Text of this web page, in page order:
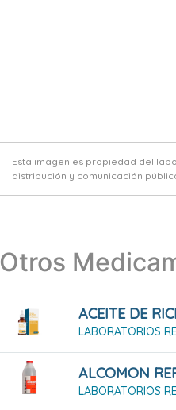
Esta imagen es propiedad del
distribución y comunicación
Otros
LABORATORIOS
LABORATORIOS